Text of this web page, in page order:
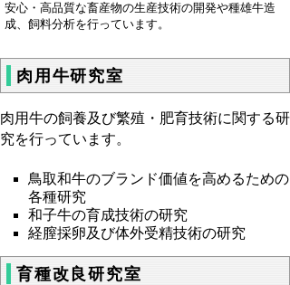
安心・高品質な畜産物の生産技術の開発や種雄牛造
成、飼料分析を行っています。
肉用牛研究室
肉用牛の飼養及び繁殖・肥育技術に関する研
究を行っています。
鳥取和牛のブランド価値を高めるための
各種研究
和子牛の育成技術の研究
経膣採卵及び体外受精技術の研究
育種改良研究室